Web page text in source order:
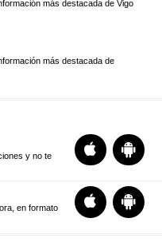
más destacada de Vigo
más destacada de
y no te
en formato